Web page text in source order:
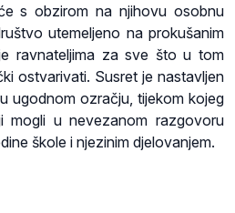
s obzirom na njihovu osobnu
utemeljeno na prokušanim
ravnateljima za sve što u tom
ostvarivati. Susret je nastavljen
ugodnom ozračju, tijekom kojeg
mogli u nevezanom razgovoru
škole i njezinim djelovanjem.